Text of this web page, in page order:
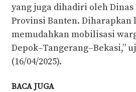
yang juga dihadiri oleh
Provinsi Banten. Diharapkan
memudahkan mobilisasi
Depok–Tangerang–Bekasi,”
(16/04/2025).
BACA JUGA